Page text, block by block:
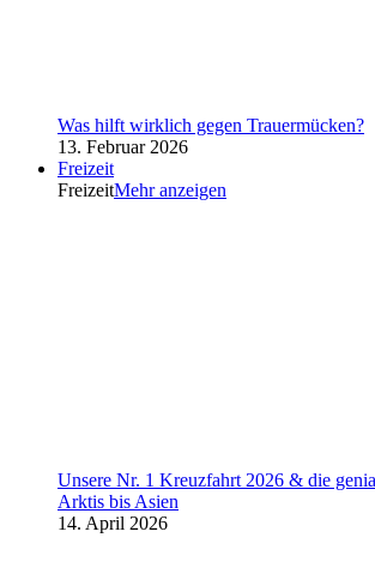
Was hilft wirklich gegen Trauermücken?
13. Februar 2026
Freizeit
FreizeitMehr anzeigen
Unsere Nr. 1 Kreuzfahrt 2026 & die
Arktis bis Asien
14. April 2026